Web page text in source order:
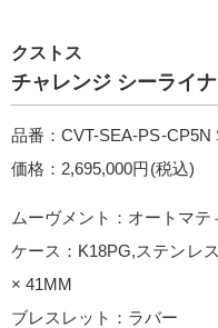
クストス
チャレンジ シーライ
品番：CVT-SEA-PS-CP5N
価格：2,695,000円(税込)
ムーヴメント：オートマテ
ケース：K18PG,ステンレ
× 41MM
ブレスレット：ラバー